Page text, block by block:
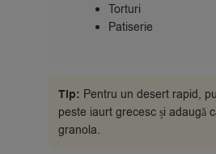
Torturi
Patiserie
Tip: Pentru un desert rapid,
peste iaurt grecesc și adaugă
granola.